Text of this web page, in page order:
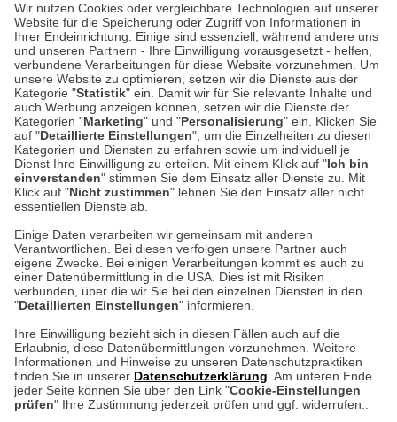
Wir nutzen Cookies oder vergleichbare Technologien auf unserer
Website für die Speicherung oder Zugriff von Informationen in
Ihrer Endeinrichtung. Einige sind essenziell, während andere uns
und unseren Partnern - Ihre Einwilligung vorausgesetzt - helfen,
verbundene Verarbeitungen für diese Website vorzunehmen. Um
unsere Website zu optimieren, setzen wir die Dienste aus der
Kategorie "Statistik" ein. Damit wir für Sie relevante Inhalte und
auch Werbung anzeigen können, setzen wir die Dienste der
Kategorien "Marketing" und "Personalisierung" ein. Klicken Sie
auf "Detaillierte Einstellungen", um die Einzelheiten zu diesen
Kategorien und Diensten zu erfahren sowie um individuell je
Dienst Ihre Einwilligung zu erteilen. Mit einem Klick auf "Ich bin
einverstanden" stimmen Sie dem Einsatz aller Dienste zu. Mit
Klick auf "Nicht zustimmen" lehnen Sie den Einsatz aller nicht
essentiellen Dienste ab.
Einige Daten verarbeiten wir gemeinsam mit anderen
Verantwortlichen. Bei diesen verfolgen unsere Partner auch
eigene Zwecke. Bei einigen Verarbeitungen kommt es auch zu
einer Datenübermittlung in die USA. Dies ist mit Risiken
verbunden, über die wir Sie bei den einzelnen Diensten in den
"Detaillierten Einstellungen" informieren.
Ihre Einwilligung bezieht sich in diesen Fällen auch auf die
Erlaubnis, diese Datenübermittlungen vorzunehmen. Weitere
Informationen und Hinweise zu unseren Datenschutzpraktiken
finden Sie in unserer Datenschutzerklärung . Am unteren Ende
jeder Seite können Sie über den Link "Cookie-Einstellungen
prüfen" Ihre Zustimmung jederzeit prüfen und ggf. widerrufen..
Unser Geschäft in Meckenheim
Auf dem Steinbüchel 6
53340 Meckenheim
Montag bis Samstag 9:00 Uhr bis 18:00 Uhr
weitere Information
Hier finden Sie uns im Netz
Kontakt
Umwelt und Entsorgung
Zur Echtheit von Bewertungen
Hinweisgeber-Schutzgesetz
Barrierefreiheit unserer Website
Cookie-Einstellungen in Ihrem Browser
ACHTUNG!
Ihr Browser speichert aktuell keine Cookies!
Leider können Sie in diesem Fall unseren Online-Shop